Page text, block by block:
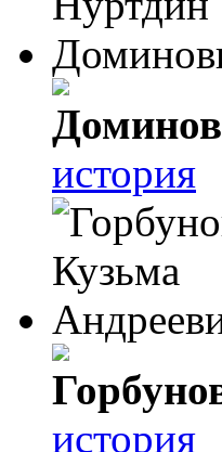
история
история